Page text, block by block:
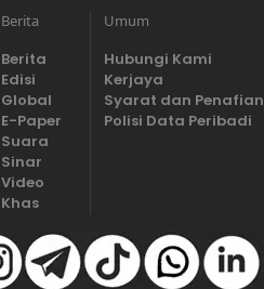
Berita
Berita
Edisi
Global
E-Paper
Suara
Sinar
Video
Khas
Umum
Hubungi Kami
Kerjaya
Syarat dan Penafian
Polisi Data Peribadi